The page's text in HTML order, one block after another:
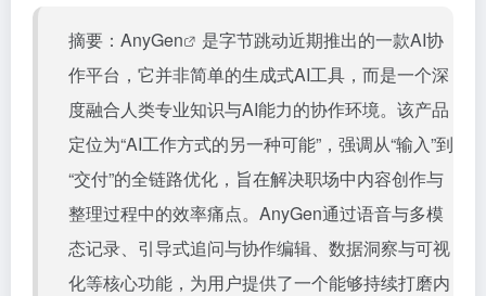
摘要： AnyGen
是字节跳动近期推出的一款AI协
作平台，它并非简单的生成式AI工具，而是一个深
度融合人类专业知识与AI能力的协作环境。该产品
定位为“AI工作方式的另一种可能”，强调从“输入”到
“交付”的全链路优化，旨在解决职场中内容创作与
整理过程中的效率痛点。AnyGen通过语音与多模
态记录、引导式追问与协作编辑、数据洞察与可视
化等核心功能，为用户提供了一个能够持续打磨内